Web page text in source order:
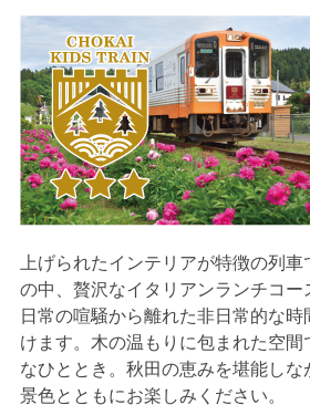
上げられたインテリアが特徴の列
の中、贅沢なイタリアンランチコー
日常の喧騒から離れた非日常的な
けます。木の温もりに包まれた空間
なひととき。秋田の恵みを堪能しな
景色とともにお楽しみください。